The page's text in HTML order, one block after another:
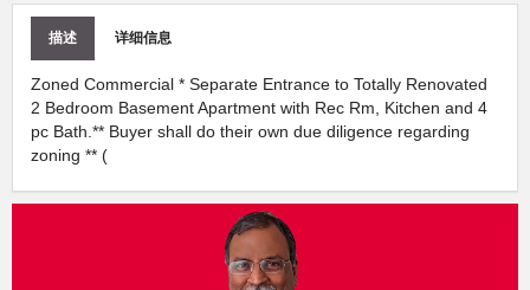
描述 详细信息
Zoned Commercial * Separate Entrance to Totally Renovated
2 Bedroom Basement Apartment with Rec Rm, Kitchen and 4
pc Bath.** Buyer shall do their own due diligence regarding
zoning ** (